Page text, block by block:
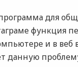
для
функция
и в веб
данную